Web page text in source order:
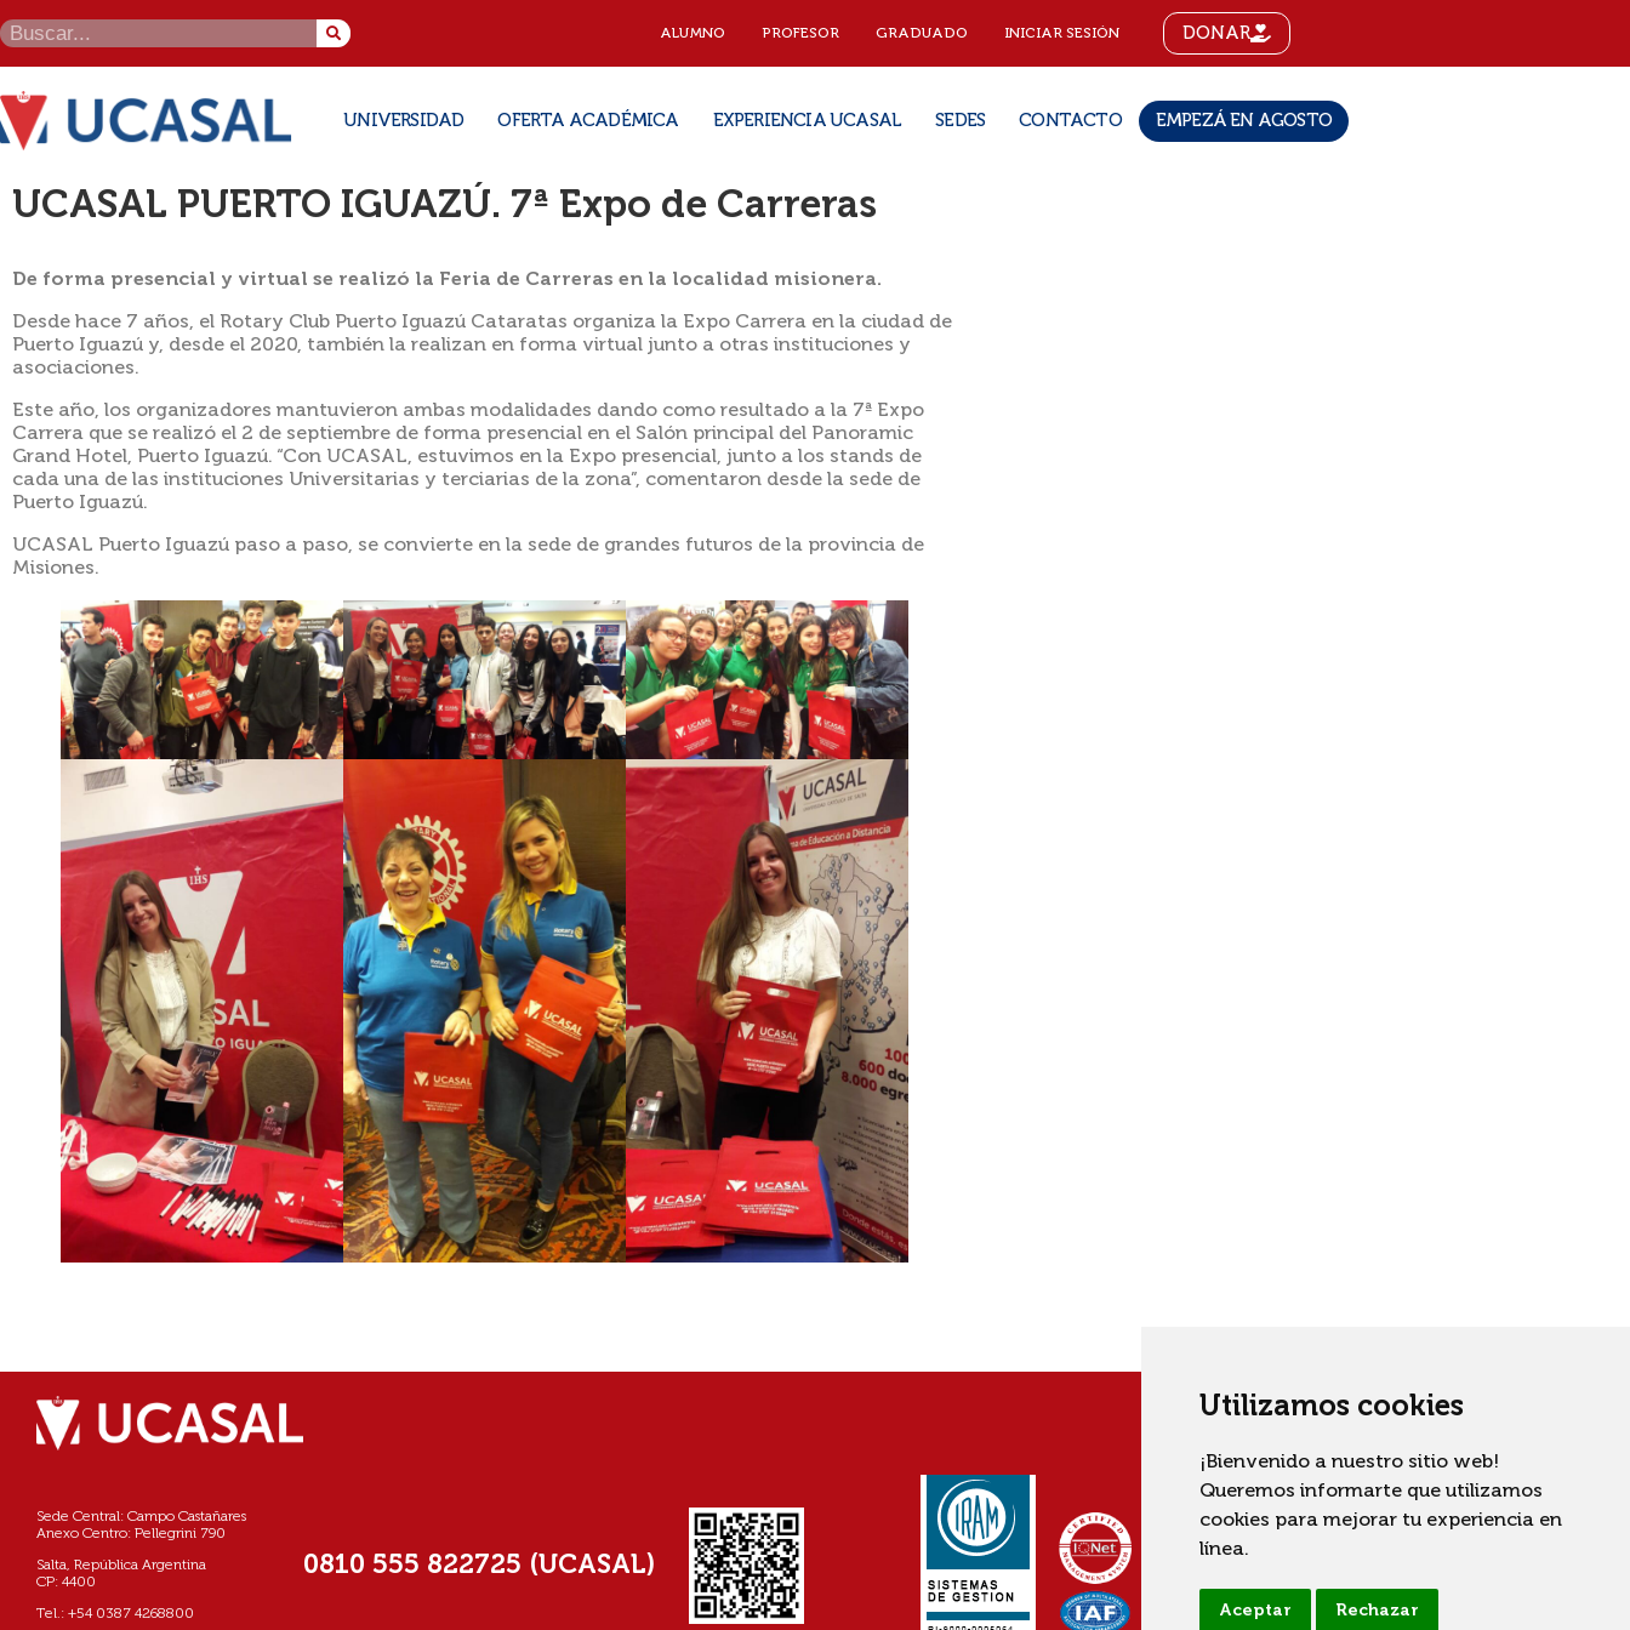
Utilizamos cookies
¡Bienvenido a nuestro sitio web!
Queremos informarte que utilizamos
cookies para mejorar tu experiencia en
línea.
Aceptar Rechazar
ALUMNO PROFESOR GRADUADO INICIAR SESIÓN DONAR
UNIVERSIDAD OFERTA ACADÉMICA EXPERIENCIA UCASAL SEDES CONTACTO EMPEZÁ EN AGOSTO
UCASAL PUERTO IGUAZÚ. 7ª Expo de Carreras
De forma presencial y virtual se realizó la Feria de Carreras en la localidad misionera.
Desde hace 7 años, el Rotary Club Puerto Iguazú Cataratas organiza la Expo Carrera en la ciudad de
Puerto Iguazú y, desde el 2020, también la realizan en forma virtual junto a otras instituciones y
asociaciones.
Este año, los organizadores mantuvieron ambas modalidades dando como resultado a la 7ª Expo
Carrera que se realizó el 2 de septiembre de forma presencial en el Salón principal del Panoramic
Grand Hotel, Puerto Iguazú. “Con UCASAL, estuvimos en la Expo presencial, junto a los stands de
cada una de las instituciones Universitarias y terciarias de la zona”, comentaron desde la sede de
Puerto Iguazú.
UCASAL Puerto Iguazú paso a paso, se convierte en la sede de grandes futuros de la provincia de
Misiones.
Sede Central: Campo Castañares
Anexo Centro: Pellegrini 790
Salta, República Argentina
CP: 4400
Tel.: +54 0387 4268800
0810 555 822725 (UCASAL)